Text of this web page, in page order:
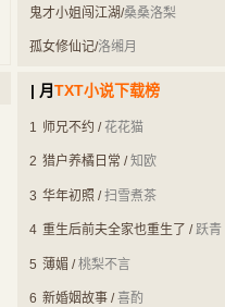
鬼才小姐闯江湖/桑桑洛梨
孤女修仙记/洛缃月
| 月TXT小说下载榜
1 师兄不约 / 花花猫
2 猎户养橘日常 /知欧
3 华年初照 /扫雪煮茶
4 重生后前夫全家也重生了 /跃青
5 薄媚 /桃梨不言
6 新婚姻故事 /喜酌